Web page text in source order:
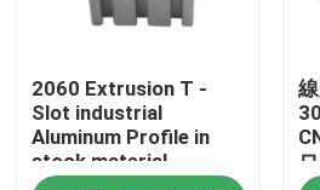
ホーム
企業情報
2060 Extrusion T -
Slot industrial
Aluminum Profile in
stock material